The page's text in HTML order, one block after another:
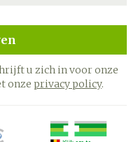
u zich in voor onze
onze privacy policy.